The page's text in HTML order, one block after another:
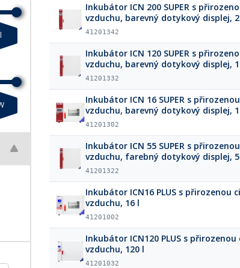
Inkubátor ICN 200 SUPER s
vzduchu, barevný dotykový displej,
41201342
Inkubátor ICN 120 SUPER s
vzduchu, barevný dotykový displej,
41201332
Inkubátor ICN 16 SUPER s
vzduchu, barevný dotykový displej,
41201302
Inkubátor ICN 55 SUPER s
vzduchu, farebný dotykový displej,
41201322
Inkubátor ICN16 PLUS s přirozenou
vzduchu, 16 l
41201002
Inkubátor ICN120 PLUS s
vzduchu, 120 l
41201032